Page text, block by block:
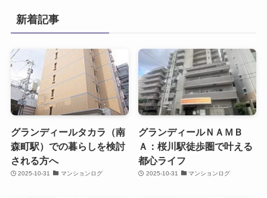
新着記事
グランディールタカラ（南
森町駅）での暮らしを検討
される方へ
2025-10-31 マンションログ
グランディールＮＡＭＢ
Ａ：桜川駅徒歩圏で叶える
都心ライフ
2025-10-31 マンションログ